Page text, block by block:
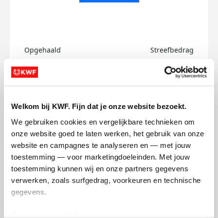
Welkom bij KWF. Fijn dat je onze website bezoekt.
We gebruiken cookies en vergelijkbare technieken om
onze website goed te laten werken, het gebruik van onze
website en campagnes te analyseren en — met jouw
toestemming — voor marketingdoeleinden. Met jouw
toestemming kunnen wij en onze partners gegevens
verwerken, zoals surfgedrag, voorkeuren en technische
gegevens.
Opgehaald Streefbedrag
Rawad's badges